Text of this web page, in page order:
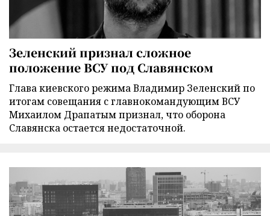
Зеленский признал сложное
положение ВСУ под Славянском
Глава киевского режима Владимир Зеленский по
итогам совещания с главнокомандующим ВСУ
Михаилом Драпатым признал, что оборона
Славянска остается недостаточной.